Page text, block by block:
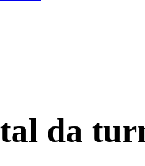
da